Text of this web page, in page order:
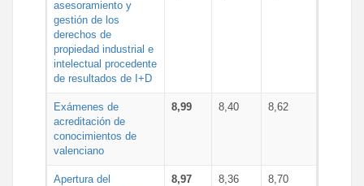
asesoramiento y
gestión de los
derechos de
propiedad industrial e
intelectual procedente
de resultados de I+D
Exámenes de
acreditación de
conocimientos de
valenciano
8,99 8,40 8,62
Apertura del
8,97 8,36 8,70